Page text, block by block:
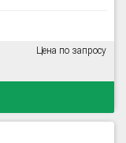
Цена по запросу